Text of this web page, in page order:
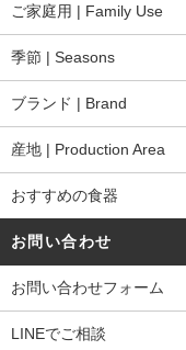
ご家庭用 | Family Use
季節 | Seasons
ブランド | Brand
産地 | Production Area
おすすめの食器
お問い合わせ
お問い合わせフォーム
LINEでご相談